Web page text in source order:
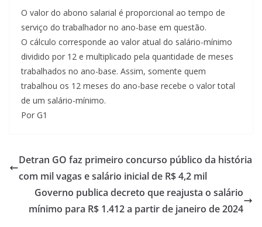
O valor do abono salarial é proporcional ao tempo de
serviço do trabalhador no ano-base em questão.
O cálculo corresponde ao valor atual do salário-mínimo
dividido por 12 e multiplicado pela quantidade de meses
trabalhados no ano-base. Assim, somente quem
trabalhou os 12 meses do ano-base recebe o valor total
de um salário-mínimo.
Por G1
Detran GO faz primeiro concurso público da história
com mil vagas e salário inicial de R$ 4,2 mil
Governo publica decreto que reajusta o salário
mínimo para R$ 1.412 a partir de janeiro de 2024